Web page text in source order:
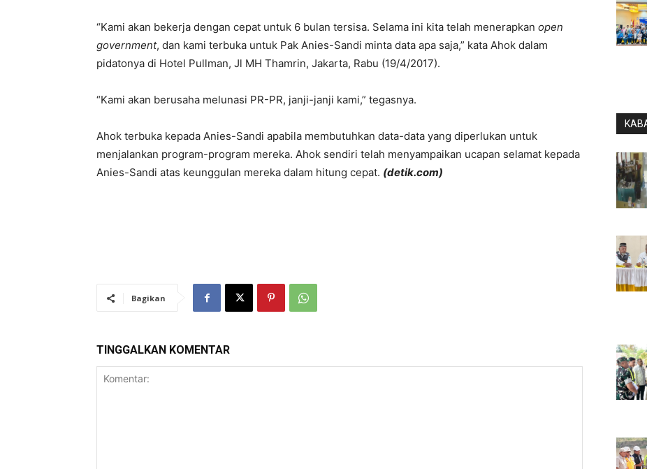
“Kami akan bekerja dengan cepat untuk 6 bulan tersisa. Selama ini kita telah menerapkan open
government, dan kami terbuka untuk Pak Anies-Sandi minta data apa saja,” kata Ahok dalam
pidatonya di Hotel Pullman, Jl MH Thamrin, Jakarta, Rabu (19/4/2017).
“Kami akan berusaha melunasi PR-PR, janji-janji kami,” tegasnya.
Ahok terbuka kepada Anies-Sandi apabila membutuhkan data-data yang diperlukan untuk
menjalankan program-program mereka. Ahok sendiri telah menyampaikan ucapan selamat kepada
Anies-Sandi atas keunggulan mereka dalam hitung cepat. (detik.com)
Bagikan
TINGGALKAN KOMENTAR